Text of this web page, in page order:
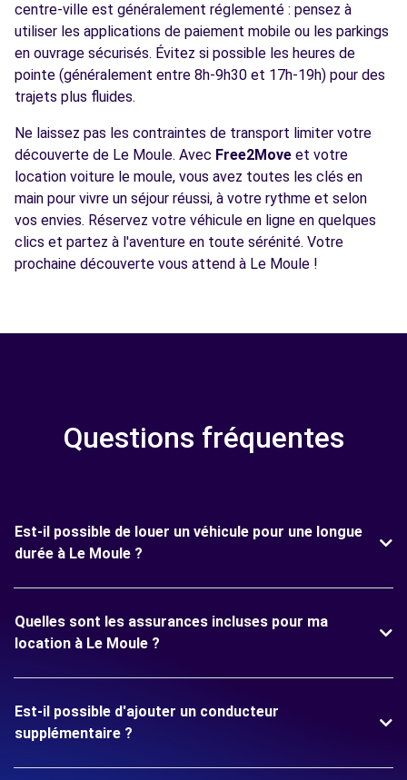
centre-ville est généralement réglementé : pensez à
utiliser les applications de paiement mobile ou les parkings
en ouvrage sécurisés. Évitez si possible les heures de
pointe (généralement entre 8h-9h30 et 17h-19h) pour des
trajets plus fluides.
Ne laissez pas les contraintes de transport limiter votre
découverte de Le Moule. Avec Free2Move et votre
location voiture le moule, vous avez toutes les clés en
main pour vivre un séjour réussi, à votre rythme et selon
vos envies. Réservez votre véhicule en ligne en quelques
clics et partez à l'aventure en toute sérénité. Votre
prochaine découverte vous attend à Le Moule !
Questions fréquentes
Est-il possible de louer un véhicule pour une longue
durée à Le Moule ?
Quelles sont les assurances incluses pour ma
location à Le Moule ?
Est-il possible d'ajouter un conducteur
supplémentaire ?